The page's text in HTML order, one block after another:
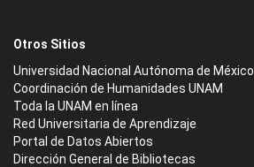
Otros Sitios
Universidad Nacional Autónoma de México
Coordinación de Humanidades UNAM
Toda la UNAM en línea
Red Universitaria de Aprendizaje
Portal de Datos Abiertos
Dirección General de Bibliotecas